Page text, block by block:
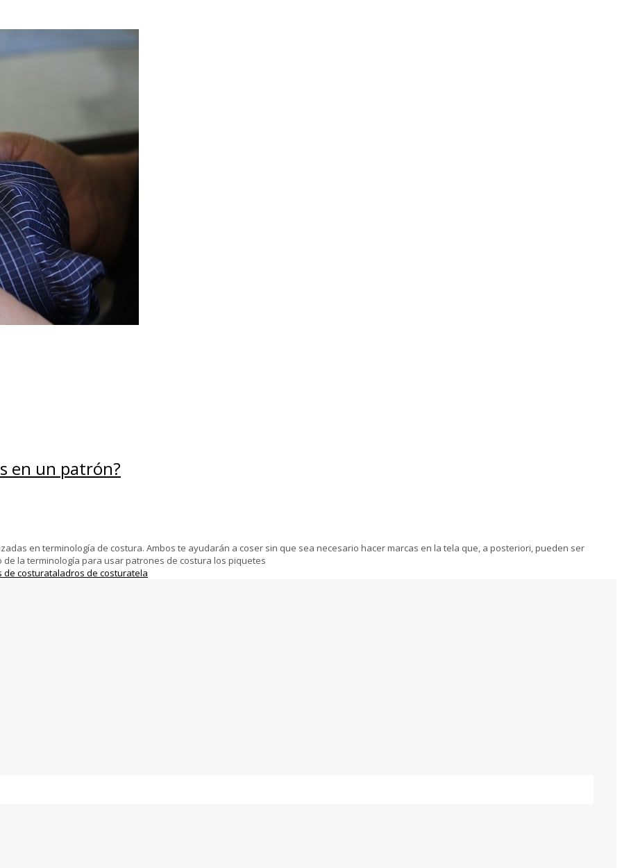
en un patrón?
en terminología de costura. Ambos te ayudarán a coser sin que sea necesario hacer marcas en la tela que, a posteriori, pueden ser
la terminología para usar patrones de costura los piquetes
de costurataladros de costuratela